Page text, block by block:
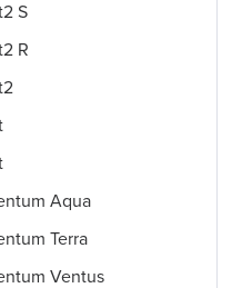
S
R
Aqua
Terra
Ventus